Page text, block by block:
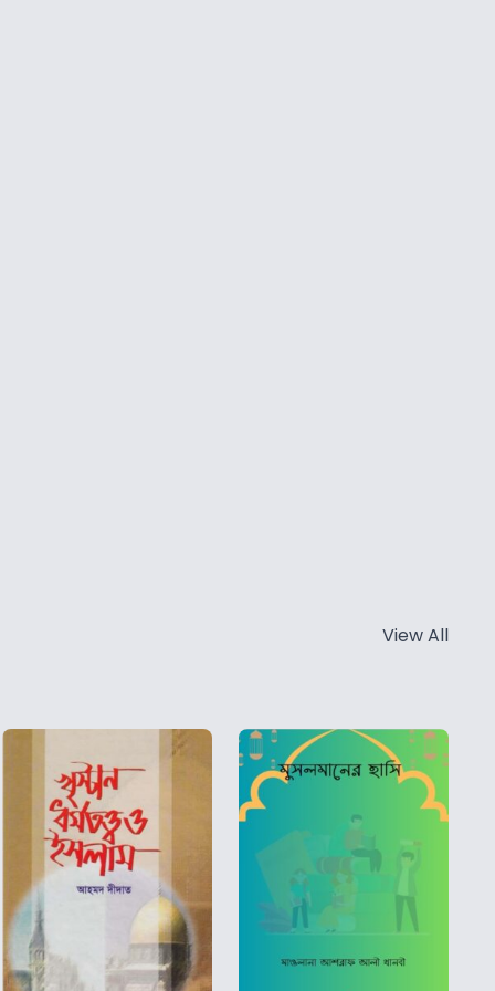
View All